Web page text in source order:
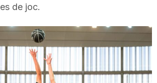
de joc.